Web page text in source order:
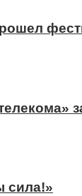
сила!»